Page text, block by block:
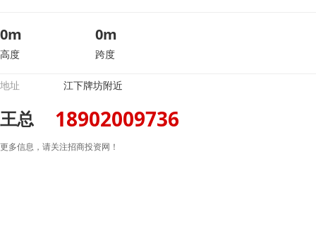
0m
高度
0m
跨度
地址 江下牌坊附近
王总 18902009736
更多信息，请关注招商投资网！